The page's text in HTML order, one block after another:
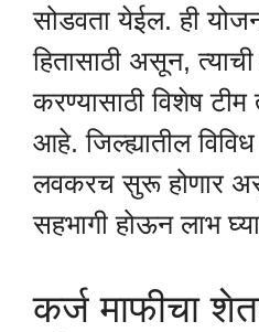
सोडवता येईल. ही
हितासाठी असून,
करण्यासाठी विशेष
आहे. जिल्ह्यातील
लवकरच सुरू होणार
सहभागी होऊन लाभ
कर्ज माफीचा